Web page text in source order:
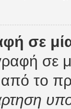
σε
σε
το